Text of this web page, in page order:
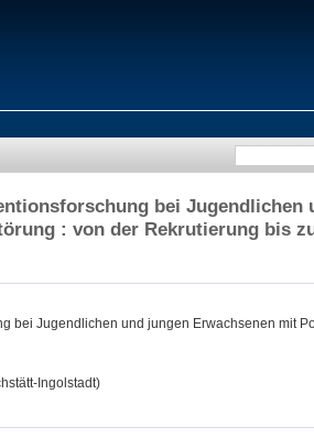
bei Jugendlichen
: von der Rekrutierung bis
bei Jugendlichen und jungen Erwachsenen mit
Ingolstadt)